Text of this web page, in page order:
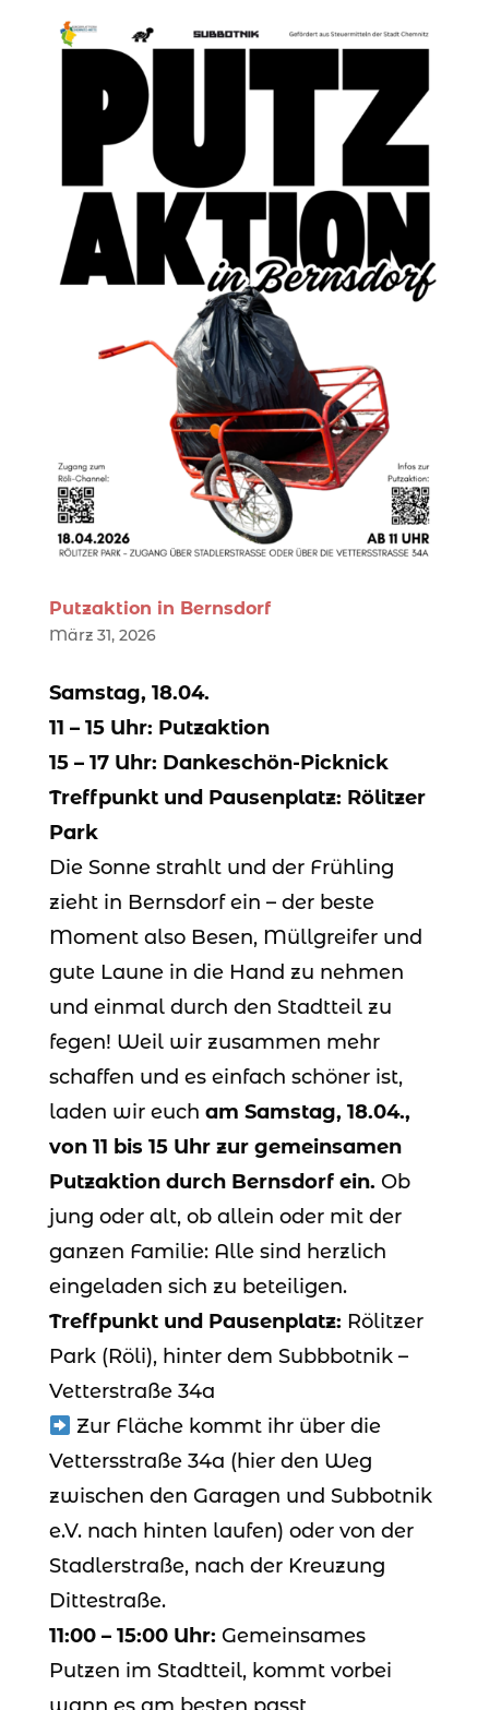
Putzaktion in Bernsdorf
März 31, 2026
Samstag, 18.04.
11 – 15 Uhr: Putzaktion
15 – 17 Uhr: Dankeschön-Picknick
Treffpunkt und Pausenplatz: Rölitzer
Park
Die Sonne strahlt und der Frühling
zieht in Bernsdorf ein – der beste
Moment also Besen, Müllgreifer und
gute Laune in die Hand zu nehmen
und einmal durch den Stadtteil zu
fegen! Weil wir zusammen mehr
schaffen und es einfach schöner ist,
laden wir euch am Samstag, 18.04.,
von 11 bis 15 Uhr zur gemeinsamen
Putzaktion durch Bernsdorf ein. Ob
jung oder alt, ob allein oder mit der
ganzen Familie: Alle sind herzlich
eingeladen sich zu beteiligen.
Treffpunkt und Pausenplatz: Rölitzer
Park (Röli), hinter dem Subbbotnik –
Vetterstraße 34a
Zur Fläche kommt ihr über die
Vettersstraße 34a (hier den Weg
zwischen den Garagen und Subbotnik
e.V. nach hinten laufen) oder von der
Stadlerstraße, nach der Kreuzung
Dittestraße.
11:00 – 15:00 Uhr: Gemeinsames
Putzen im Stadtteil, kommt vorbei